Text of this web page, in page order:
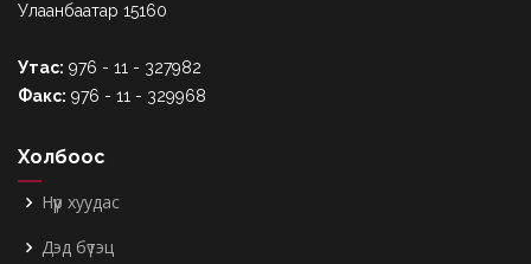
Улаанбаатар 15160
Утас: 976 - 11 - 327982
Факс: 976 - 11 - 329968
Холбоос
Нүүр хуудас
Дэд бүтэц